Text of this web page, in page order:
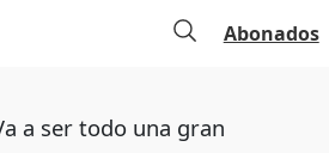
Abonados
a ser todo una gran